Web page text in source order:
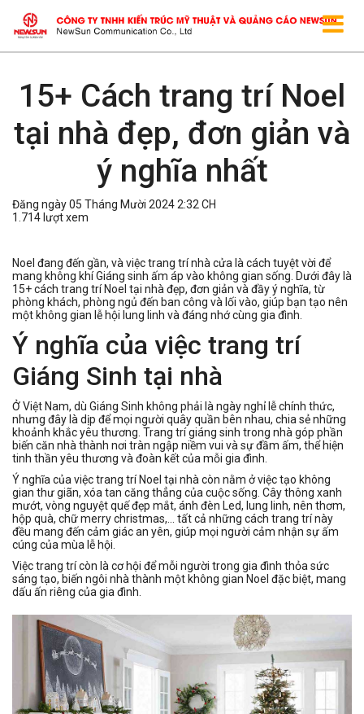
15+ Cách trang trí Noel
tại nhà đẹp, đơn giản và
ý nghĩa nhất
Đăng ngày 05 Tháng Mười 2024 2:32 CH
1.714 lượt xem
Noel đang đến gần, và việc trang trí nhà cửa là cách tuyệt vời để
mang không khí Giáng sinh ấm áp vào không gian sống. Dưới đây là
15+ cách trang trí Noel tại nhà đẹp, đơn giản và đầy ý nghĩa, từ
phòng khách, phòng ngủ đến ban công và lối vào, giúp bạn tạo nên
một không gian lễ hội lung linh và đáng nhớ cùng gia đình.
Ý nghĩa của việc trang trí
Giáng Sinh tại nhà
Ở Việt Nam, dù Giáng Sinh không phải là ngày nghỉ lễ chính thức,
nhưng đây là dịp để mọi người quây quần bên nhau, chia sẻ những
khoảnh khắc yêu thương. Trang trí giáng sinh trong nhà góp phần
biến căn nhà thành nơi tràn ngập niềm vui và sự đầm ấm, thể hiện
tinh thần yêu thương và đoàn kết của mỗi gia đình.
Ý nghĩa của việc trang trí Noel tại nhà còn nằm ở việc tạo không
gian thư giãn, xóa tan căng thẳng của cuộc sống. Cây thông xanh
mướt, vòng nguyệt quế đẹp mắt, ánh đèn Led, lung linh, nên thơm,
hộp quà, chữ merry christmas,... tất cả những cách trang trí này
đều mang đến cảm giác an yên, giúp mọi người cảm nhận sự ấm
cúng của mùa lễ hội.
Việc trang trí còn là cơ hội để mỗi người trong gia đình thỏa sức
sáng tạo, biến ngôi nhà thành một không gian Noel đặc biệt, mang
dấu ấn riêng của gia đình.